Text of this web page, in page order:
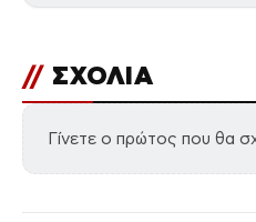
// ΣΧΟΛΙΑ
Γίνετε ο πρώτος που θα